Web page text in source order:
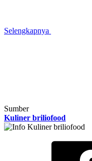
Selengkapnya
Sumber
Kuliner briliofood